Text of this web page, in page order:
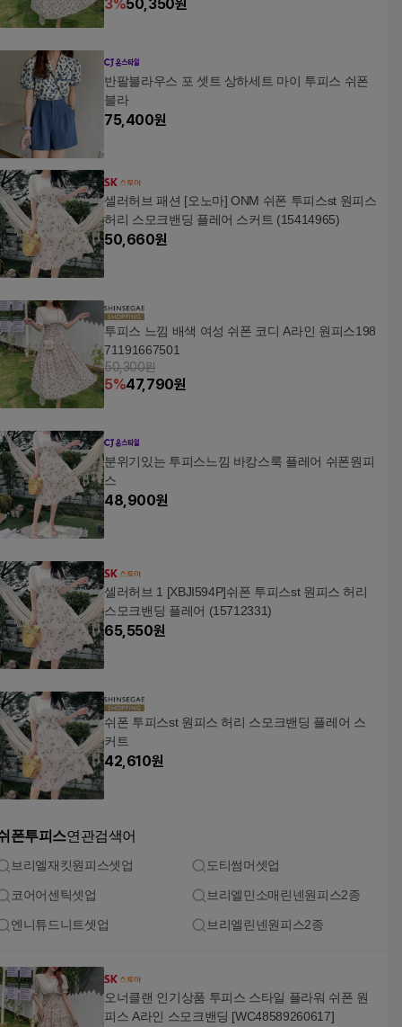
3%50,350원
반팔블라우스 포 셋트 상하세트 마이 투피스 쉬폰
블라
75,400원
셀러허브 패션 [오노마] ONM 쉬폰 투피스st 원피스
허리 스모크밴딩 플레어 스커트 (15414965)
50,660원
투피스 느낌 배색 여성 쉬폰 코디 A라인 원피스198
71191667501
50,300원
5%47,790원
분위기있는 투피스느낌 바캉스룩 플레어 쉬폰원피
스
48,900원
셀러허브 1 [XBJI594P]쉬폰 투피스st 원피스 허리
스모크밴딩 플레어 (15712331)
65,550원
쉬폰 투피스st 원피스 허리 스모크밴딩 플레어 스
커트
42,610원
폰투피스연관검색어
브리엘재킷원피스셋업 도티썸머셋업
코어어센틱셋업 브리엘민소매린넨원피스2종
엔니튜드니트셋업 브리엘린넨원피스2종
오너클랜 인기상품 투피스 스타일 플라워 쉬폰 원
피스 A라인 스모크밴딩 [WC48589260617]